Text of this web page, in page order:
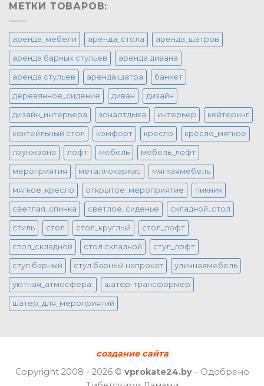
МЕТКИ ТОВАРОВ:
аренда_мебели аренда_стола аренда_шатров
аренда барных стульев аренда дивана
аренда стульев аренда шатра банкет
деревянное_сидение диван дизайн
дизайн_интерьера зонаотдыха интерьер кейтеринг
коктейльный стол комфорт кресло кресло_мягкое
лаунжзона лофт мебель мебель_лофт
мероприятия металлокаркас мягкаямебель
мягкое_кресло открытое_мероприятие пикник
светлая_спинка светлое_сиденье складной_стол
стиль стол стол_круглый стол_лофт
стол_складной стол складной стул_лофт
стул барный стул барный напрокат уличнаямебель
уютная_атмосфера. шатер-трансформер
шатер_для_мероприятий
создание сайта
Copyright 2008 - 2026 © vprokate24.by- Одобрено